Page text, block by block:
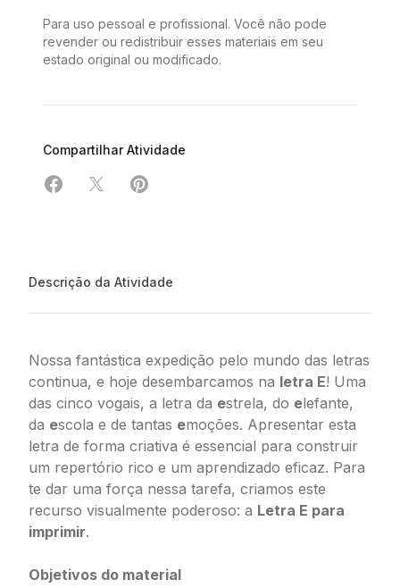
Para uso pessoal e profissional. Você não pode
revender ou redistribuir esses materiais em seu
estado original ou modificado.
Compartilhar Atividade
Compartilhar em Facebook
Compartilhar em X
Compartilhar em Pinterest
Descrição da Atividade
Nossa fantástica expedição pelo mundo das letras
continua, e hoje desembarcamos na letra E! Uma
das cinco vogais, a letra da estrela, do elefante,
da escola e de tantas emoções. Apresentar esta
letra de forma criativa é essencial para construir
um repertório rico e um aprendizado eficaz. Para
te dar uma força nessa tarefa, criamos este
recurso visualmente poderoso: a Letra E para
imprimir.
Objetivos do material